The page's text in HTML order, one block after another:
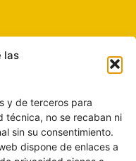
las
y de terceros para
técnica, no se recaban ni
sin su consentimiento.
dispone de enlaces a